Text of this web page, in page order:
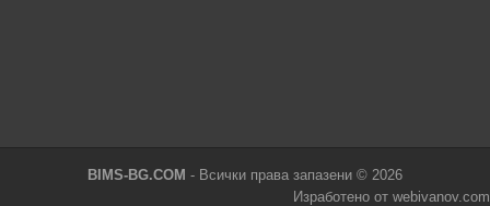
BIMS-BG.COM - Всички права запазени © 2026
Изработено от webivanov.com